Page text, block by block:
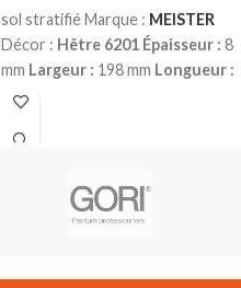
sol stratifié Marque : MEISTER
Décor : Hêtre 6201 Épaisseur : 8
mm Largeur : 198 mm Longueur :
1288 mm
(commercial – fort)
Colisage :2.55 mPrix TTC au
25.90 €Fiche technique sol